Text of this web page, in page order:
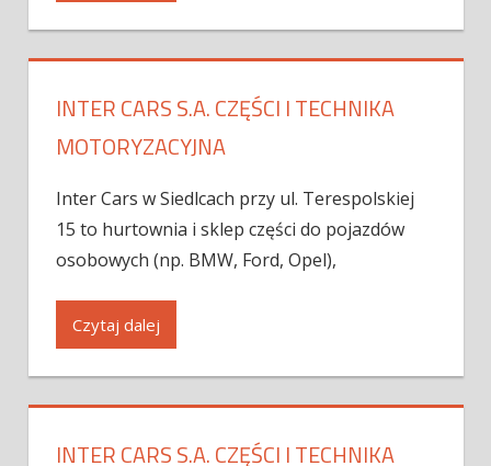
INTER CARS S.A. CZĘŚCI I TECHNIKA
MOTORYZACYJNA
Inter Cars w Siedlcach przy ul. Terespolskiej
15 to hurtownia i sklep części do pojazdów
osobowych (np. BMW, Ford, Opel),
Czytaj dalej
INTER CARS S.A. CZĘŚCI I TECHNIKA